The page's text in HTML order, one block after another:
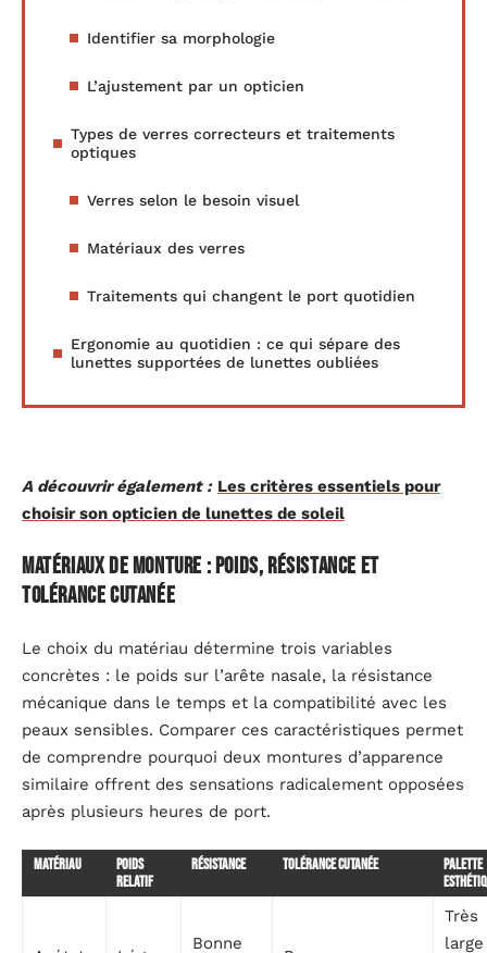
Identifier sa morphologie
L’ajustement par un opticien
Types de verres correcteurs et traitements
optiques
Verres selon le besoin visuel
Matériaux des verres
Traitements qui changent le port quotidien
Ergonomie au quotidien : ce qui sépare des
lunettes supportées de lunettes oubliées
A découvrir également : Les critères essentiels pour
choisir son opticien de lunettes de soleil
Matériaux de monture : poids, résistance et
tolérance cutanée
Le choix du matériau détermine trois variables
concrètes : le poids sur l’arête nasale, la résistance
mécanique dans le temps et la compatibilité avec les
peaux sensibles. Comparer ces caractéristiques permet
de comprendre pourquoi deux montures d’apparence
similaire offrent des sensations radicalement opposées
après plusieurs heures de port.
Matériau
Poids
relatif
Résistance Tolérance cutanée
Palette
Bonne
Très
large